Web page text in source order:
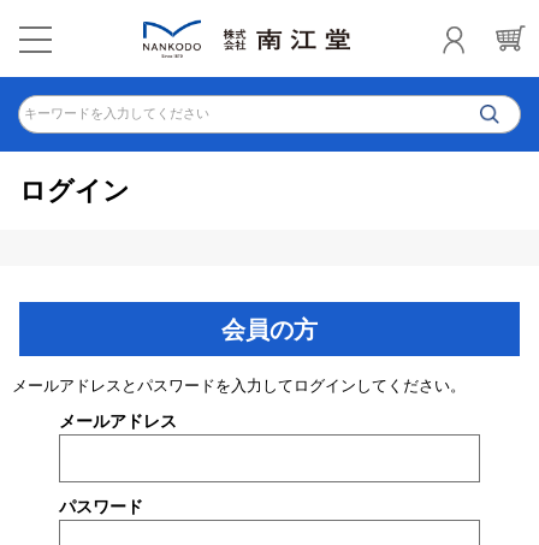
キーワードを入力してください
ログイン
会員の方
メールアドレスとパスワードを入力してログインしてください。
メールアドレス
パスワード